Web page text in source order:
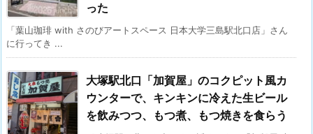
った
「葉山珈琲 with さのびアートスペース 日本大学三島駅北口店」さん
に行ってき ...
大塚駅北口「加賀屋」のコクピット風カ
ウンターで、キンキンに冷えた生ビール
を飲みつつ、もつ煮、もつ焼きを食らう